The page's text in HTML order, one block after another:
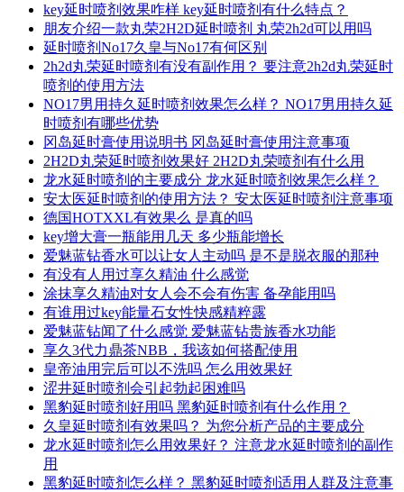
key延时喷剂效果咋样 key延时喷剂有什么特点？
朋友介绍一款丸荣2H2D延时喷剂 丸荣2h2d可以用吗
延时喷剂No17久皇与No17有何区别
2h2d丸荣延时喷剂有没有副作用？ 要注意2h2d丸荣延时
喷剂的使用方法
NO17男用持久延时喷剂效果怎么样？ NO17男用持久延
时喷剂有哪些优势
冈岛延时膏使用说明书 冈岛延时膏使用注意事项
2H2D丸荣延时喷剂效果好 2H2D丸荣喷剂有什么用
龙水延时喷剂的主要成分 龙水延时喷剂效果怎么样？
安太医延时喷剂的使用方法？ 安太医延时喷剂注意事项
德国HOTXXL有效果么 是真的吗
key增大膏一瓶能用几天 多少瓶能增长
爱魅蓝钻香水可以让女人主动吗 是不是脱衣服的那种
有没有人用过享久精油 什么感觉
涂抹享久精油对女人会不会有伤害 备孕能用吗
有谁用过key能量石女性快感精粹露
爱魅蓝钻闻了什么感觉 爱魅蓝钻贵族香水功能
享久3代力鼎茶NBB，我该如何搭配使用
皇帝油用完后可以不洗吗 怎么用效果好
涩井延时喷剂会引起勃起困难吗
黑豹延时喷剂好用吗 黑豹延时喷剂有什么作用？
久皇延时喷剂有效果吗？ 为您分析产品的主要成分
龙水延时喷剂怎么用效果好？ 注意龙水延时喷剂的副作
用
黑豹延时喷剂怎么样？ 黑豹延时喷剂适用人群及注意事